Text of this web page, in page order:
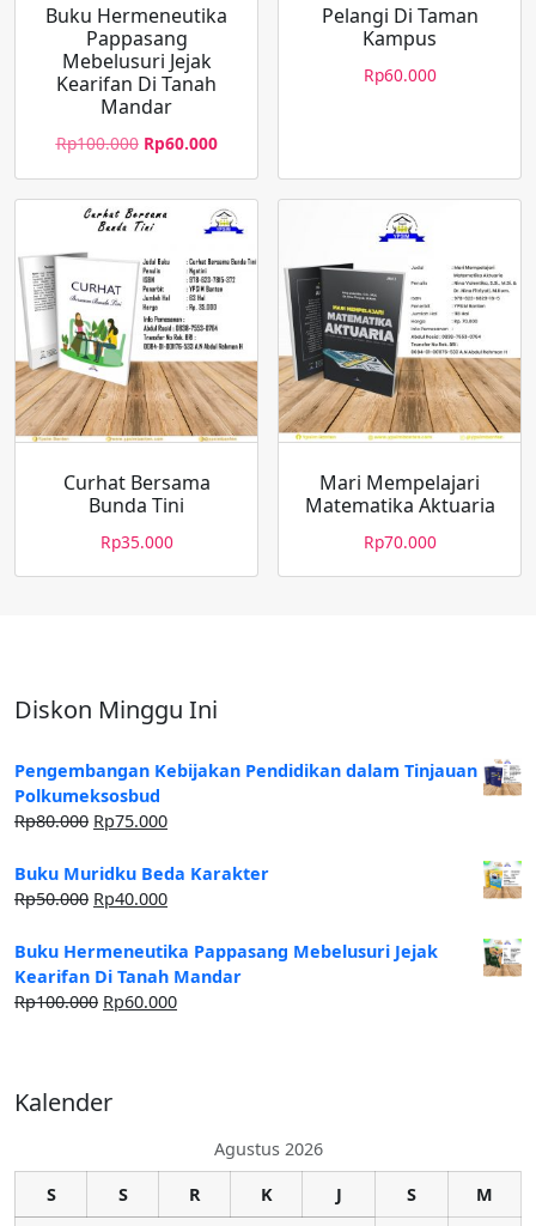
Buku Hermeneutika
Pappasang
Mebelusuri Jejak
Kearifan Di Tanah
Mandar
Rp100.000 Rp60.000
Pelangi Di Taman
Kampus
Rp60.000
Curhat Bersama
Bunda Tini
Rp35.000
Mari Mempelajari
Matematika Aktuaria
Rp70.000
Diskon Minggu Ini
Pengembangan Kebijakan Pendidikan dalam Tinjauan
Polkumeksosbud
Rp80.000 Rp75.000
Buku Muridku Beda Karakter
Rp50.000 Rp40.000
Buku Hermeneutika Pappasang Mebelusuri Jejak
Kearifan Di Tanah Mandar
Rp100.000 Rp60.000
Kalender
Agustus 2026
S
S R K J S
M